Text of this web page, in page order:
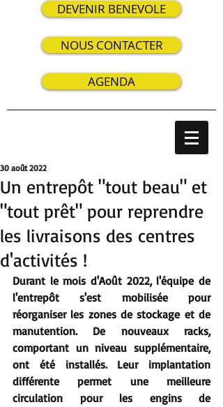
DEVENIR BENEVOLE
NOUS CONTACTER
AGENDA
Un entrepôt "tout beau" et
"tout prêt" pour reprendre
les livraisons des centres
d'activités !
30 août 2022
Durant le mois d'Août 2022, l'équipe de
l'entrepôt s'est mobilisée pour
réorganiser les zones de stockage et de
manutention. De nouveaux racks,
comportant un niveau supplémentaire,
ont été installés. Leur implantation
différente permet une meilleure
circulation pour les engins de